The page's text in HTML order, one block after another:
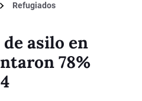
Refugiados
asilo en
78%